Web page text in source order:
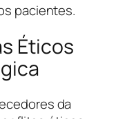
pacientes.
Éticos
da